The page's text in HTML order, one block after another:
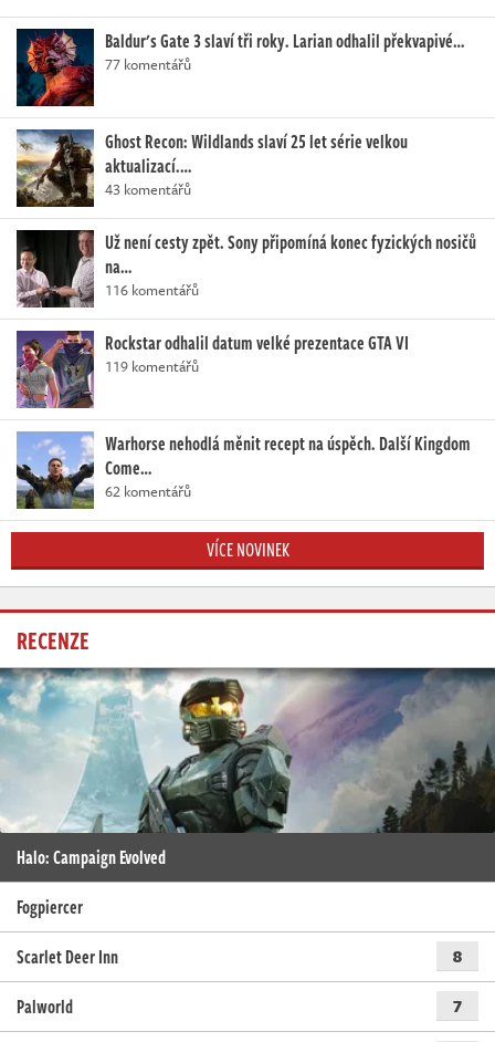
Baldur's Gate 3 slaví tři roky. Larian odhalil překvapivé…
77 komentářů
Ghost Recon: Wildlands slaví 25 let série velkou
aktualizací.…
43 komentářů
Už není cesty zpět. Sony připomíná konec fyzických nosičů
na…
116 komentářů
Rockstar odhalil datum velké prezentace GTA VI
119 komentářů
Warhorse nehodlá měnit recept na úspěch. Další Kingdom
Come…
62 komentářů
VÍCE NOVINEK
RECENZE
Halo: Campaign Evolved
Fogpiercer
Scarlet Deer Inn
8
Palworld 7